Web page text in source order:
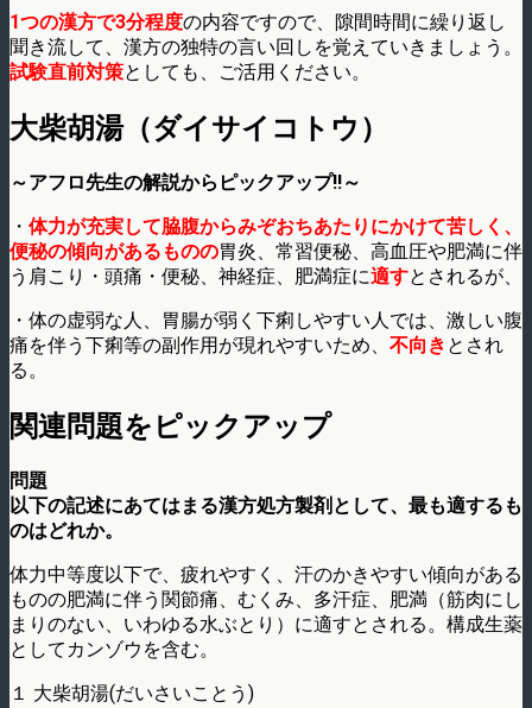
1つの漢方で3分程度の内容ですので、隙間時間に繰り返し
聞き流して、漢方の独特の言い回しを覚えていきましょう。
試験直前対策としても、ご活用ください。
大柴胡湯（ダイサイコトウ）
～アフロ先生の解説からピックアップ!!～
・ 体力が充実して脇腹からみぞおちあたりにかけて苦しく、
便秘の傾向があるものの胃炎、常習便秘、高血圧や肥満に伴
う肩こり・頭痛・便秘、神経症、肥満症に適すとされるが、
・体の虚弱な人、胃腸が弱く下痢しやすい人では、激しい腹
痛を伴う下痢等の副作用が現れやすいため、 不向き とされ
る。
関連問題をピックアップ
問題
以下の記述にあてはまる漢方処方製剤として、最も適するも
のはどれか。
体力中等度以下で、疲れやすく、汗のかきやすい傾向がある
ものの肥満に伴う関節痛、むくみ、多汗症、肥満（筋肉にし
まりのない、いわゆる水ぶとり）に適すとされる。構成生薬
としてカンゾウを含む。
１ 大柴胡湯(だいさいことう)